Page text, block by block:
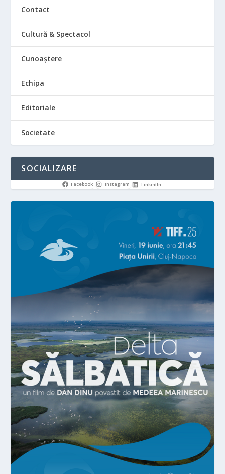
Contact
Cultură & Spectacol
Cunoaștere
Echipa
Editoriale
Societate
SOCIALIZARE
Facebook Instagram LinkedIn